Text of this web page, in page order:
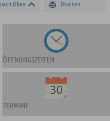
Drucken
nach Oben
ÖFFNUNGSZEITEN
TERMINE